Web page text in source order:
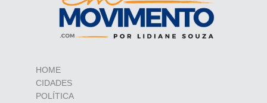
HOME
CIDADES
POLÍTICA